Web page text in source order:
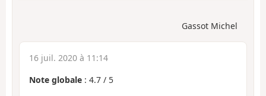
Gassot Michel
16 juil. 2020 à 11:14
Note globale : 4.7 / 5